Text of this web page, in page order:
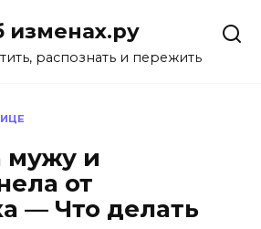
изменах.ру
распознать и пережить
мужу и
от
— Что делать